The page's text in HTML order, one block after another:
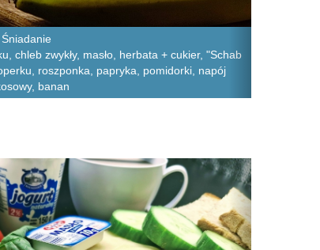
Śniadanie
chleb zwykły, masło, herbata + cukier, "Schab
roszponka, papryka, pomidorki, napój
banan
Next